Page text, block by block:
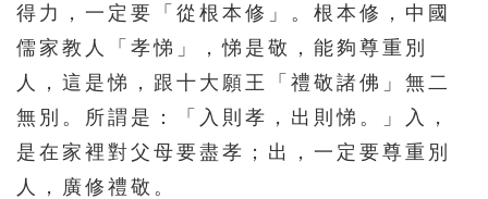
得力，一定要「從根本修」。根本修，中國
儒家教人「孝悌」，悌是敬，能夠尊重別
人，這是悌，跟十大願王「禮敬諸佛」無二
無別。所謂是：「入則孝，出則悌。」入，
是在家裡對父母要盡孝；出，一定要尊重別
人，廣修禮敬。